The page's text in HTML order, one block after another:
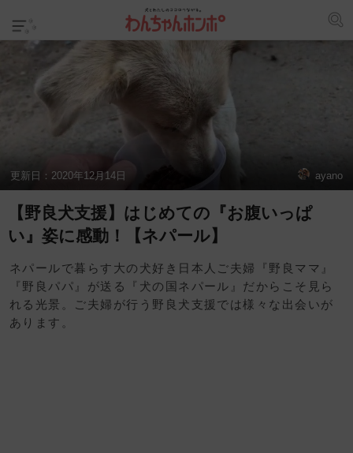
更新日： 2020年12月14日 ayano
【野良犬支援】はじめての『お腹いっぱ
い』姿に感動！【ネパール】
ネパールで暮らす大の犬好き日本人ご夫婦『野良ママ』
『野良パパ』が送る『犬の国ネパール』だからこそ見ら
れる光景。ご夫婦が行う野良犬支援では様々な出会いが
あります。